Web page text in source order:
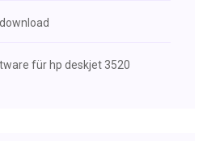
für hp deskjet 3520